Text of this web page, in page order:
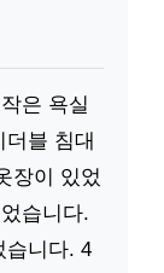
은 욕실
블 침대
장이 있었
습니다.
습니다. 4